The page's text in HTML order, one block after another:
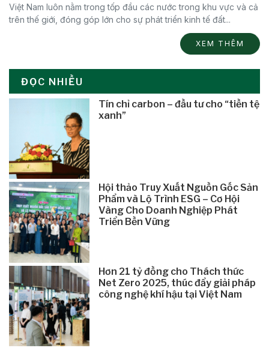
Việt Nam luôn nằm trong tốp đầu các nước trong khu vực và cả
trên thế giới, đóng góp lớn cho sự phát triển kinh tế đất...
XEM THÊM
ĐỌC NHIỀU
Tín chỉ carbon – đầu tư cho “tiền tệ
xanh”
Hội thảo Truy Xuất Nguồn Gốc Sản
Phẩm và Lộ Trình ESG – Cơ Hội
Vàng Cho Doanh Nghiệp Phát
Triển Bền Vững
Hơn 21 tỷ đồng cho Thách thức
Net Zero 2025, thúc đẩy giải pháp
công nghệ khí hậu tại Việt Nam